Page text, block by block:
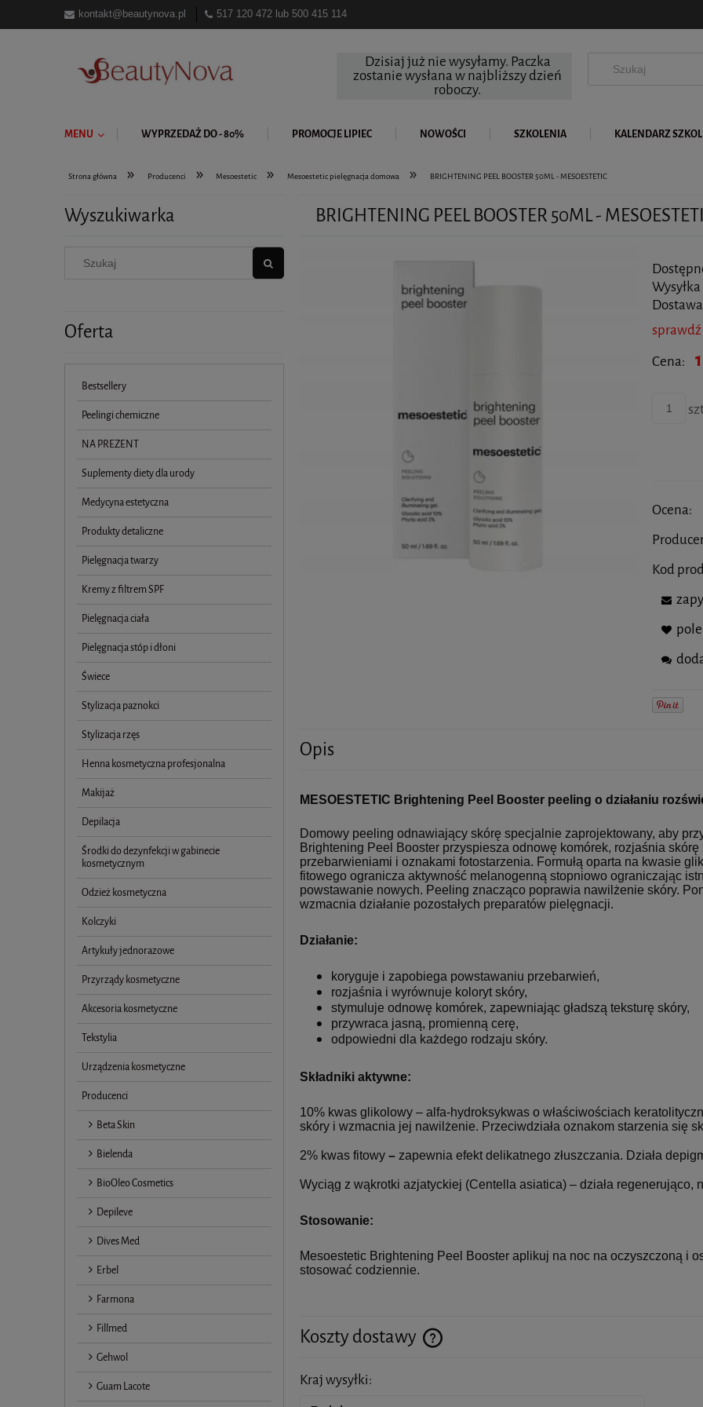
kontakt@beautynova.pl 517 120 472 lub 500 415 114
Dzisiaj już nie wysyłamy. Paczka
zostanie wysłana w najbliższy dzień
roboczy.
MENU WYPRZEDAŻ DO - 80% PROMOCJE LIPIEC NOWOŚCI SZKOLENIA KALENDARZ
Strona główna » Producenci » Mesoestetic » Mesoestetic pielęgnacja domowa » BRIGHTENING PEEL BOOSTER 50ML - MESOESTETIC
Wyszukiwarka
Oferta
Bestsellery
Peelingi chemiczne
NA PREZENT
Suplementy diety dla urody
Medycyna estetyczna
Produkty detaliczne
Pielęgnacja twarzy
Kremy z filtrem SPF
Pielęgnacja ciała
Pielęgnacja stóp i dłoni
Świece
Stylizacja paznokci
Stylizacja rzęs
Henna kosmetyczna profesjonalna
Makijaż
Depilacja
Środki do dezynfekcji w gabinecie
kosmetycznym
Odzież kosmetyczna
Kolczyki
Artykuły jednorazowe
Przyrządy kosmetyczne
Akcesoria kosmetyczne
Tekstylia
Urządzenia kosmetyczne
Producenci
Beta Skin
Bielenda
BioOleo Cosmetics
Depileve
Dives Med
Erbel
Farmona
Fillmed
Gehwol
Guam Lacote
BRIGHTENING PEEL BOOSTER 50ML -
Cena:
Ocena:
Kod
Opis
MESOESTETIC Brightening Peel Booster peeling o działaniu
Domowy peeling odnawiający skórę specjalnie zaprojektowany, aby
Brightening Peel Booster przyspiesza odnowę komórek, rozjaśnia
przebarwieniami i oznakami fotostarzenia. Formułą oparta na kwasie
fitowego ogranicza aktywność melanogenną stopniowo ograniczając
powstawanie nowych. Peeling znacząco poprawia nawilżenie skóry.
wzmacnia działanie pozostałych preparatów pielęgnacji.
Działanie:
koryguje i zapobiega powstawaniu przebarwień,
rozjaśnia i wyrównuje koloryt skóry,
stymuluje odnowę komórek, zapewniając gładszą teksturę skóry,
przywraca jasną, promienną cerę,
odpowiedni dla każdego rodzaju skóry.
Składniki aktywne:
10% kwas glikolowy – alfa-hydroksykwas o właściwościach
skóry i wzmacnia jej nawilżenie. Przeciwdziała oznakom starzenia się
2% kwas fitowy – zapewnia efekt delikatnego złuszczania. Działa
Wyciąg z wąkrotki azjatyckiej (Centella asiatica) – działa regenerująco,
Stosowanie:
Mesoestetic Brightening Peel Booster aplikuj na noc na oczyszczoną i
stosować codziennie.
Koszty dostawy
Kraj wysyłki: